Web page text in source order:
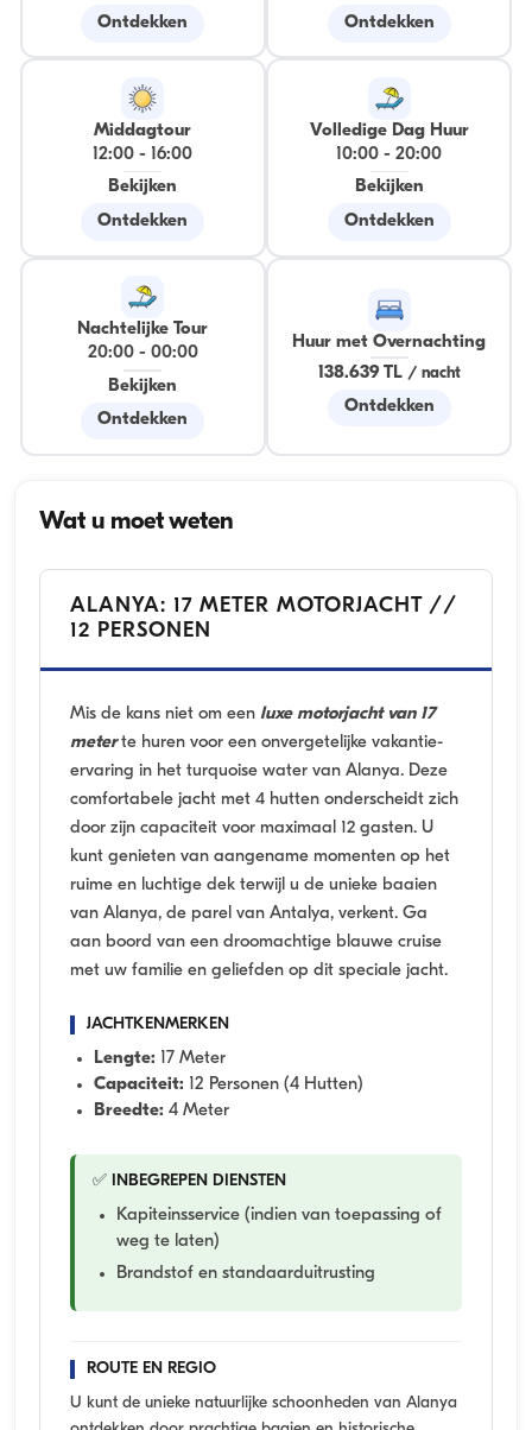
Ontdekken
Ontdekken
Middagtour
12:00 -
16:00
Bekijken
Ontdekken
Volledige Dag Huur
10:00 -20:00
Bekijken
Ontdekken
Nachtelijke Tour
20:00- 00:00
Bekijken
Ontdekken
Huur met Overnachting
138.639 TL/ nacht
Ontdekken
Wat u moet weten
ALANYA: 17 METER MOTORJACHT //
12 PERSONEN
Mis de kans niet om een luxe motorjacht van 17
meterte huren voor een onvergetelijke vakantie-
ervaring in het turquoise water van Alanya. Deze
comfortabele jacht met 4 hutten onderscheidt zich
door zijn capaciteit voor maximaal 12 gasten. U
kunt genieten van aangename momenten op het
ruime en luchtige dek terwijl u de unieke baaien
van Alanya, de parel van Antalya, verkent. Ga
aan boord van een droomachtige blauwe cruise
met uw familie en geliefden op dit speciale jacht.
JACHTKENMERKEN
Lengte: 17 Meter
Capaciteit: 12 Personen (4 Hutten)
Breedte: 4 Meter
✅ INBEGREPEN DIENSTEN
Kapiteinsservice (indien van toepassing of
weg te laten)
Brandstof en standaarduitrusting
ROUTE EN REGIO
U kunt de unieke natuurlijke schoonheden van Alanya